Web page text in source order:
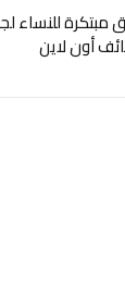
مبتكرة للنساء
أون لاين